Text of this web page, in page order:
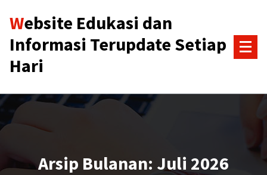
konten
Website Edukasi dan
Informasi Terupdate Setiap
Hari
Arsip Bulanan: Juli 2026